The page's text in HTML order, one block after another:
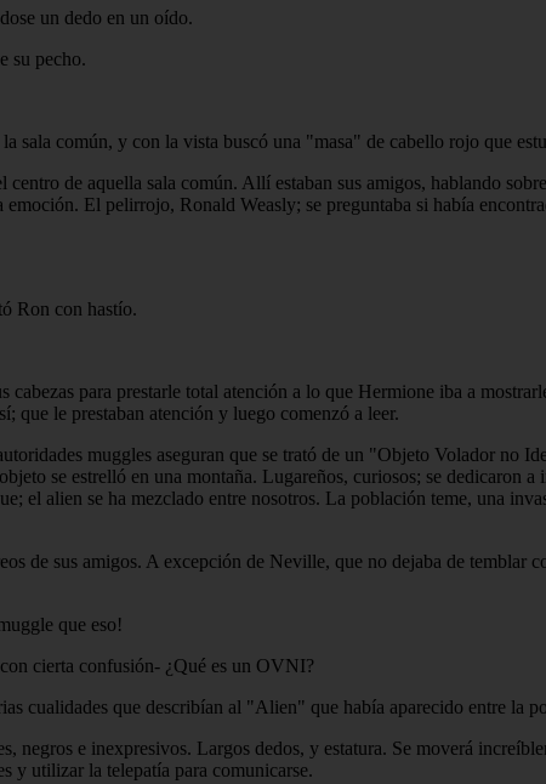
un dedo en un oído.
su pecho.
sala común, y con la vista buscó una "masa" de cabello rojo que
de aquella sala común. Allí estaban sus amigos, hablando
El pelirrojo, Ronald Weasly; se preguntaba si había
Ron con hastío.
para prestarle total atención a lo que Hermione iba a
que le prestaban atención y luego comenzó a leer.
muggles aseguran que se trató de un "Objeto Volador no
se estrelló en una montaña. Lugareños, curiosos; se dedicaron
el alien se ha mezclado entre nosotros. La población teme, una
de sus amigos. A excepción de Neville, que no dejaba de temblar
que eso!
cierta confusión- ¿Qué es un OVNI?
cualidades que describían al "Alien" que había aparecido entre la
negros e inexpresivos. Largos dedos, y estatura. Se moverá
y utilizar la telepatía para comunicarse.